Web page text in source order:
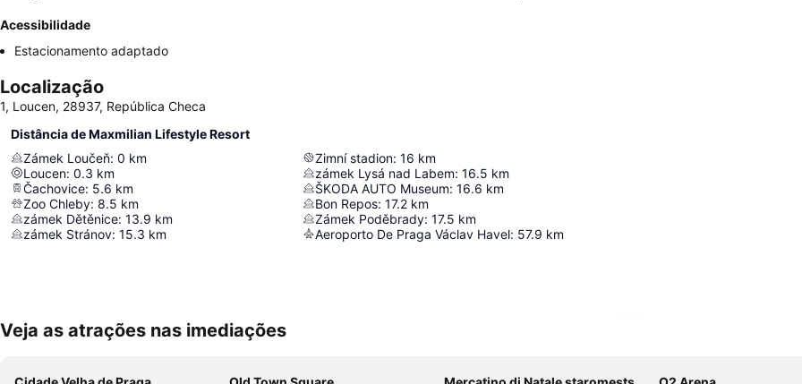
Acessibilidade
Estacionamento adaptado
Localização
1, Loucen, 28937, República Checa
Distância de Maxmilian Lifestyle Resort
Zámek Loučeň: 0 km
Loucen: 0.3 km
Čachovice: 5.6 km
Zoo Chleby: 8.5 km
zámek Dětěnice: 13.9 km
zámek Stránov: 15.3 km
Zimní stadion: 16 km
zámek Lysá nad Labem: 16.5 km
ŠKODA AUTO Museum: 16.6 km
Bon Repos: 17.2 km
Zámek Poděbrady: 17.5 km
Aeroporto De Praga Václav Havel: 57.9 km
Veja as atrações nas imediações